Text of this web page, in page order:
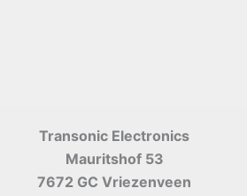
Transonic Electronics
Mauritshof 53
7672 GC Vriezenveen